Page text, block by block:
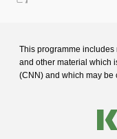
This programme includes
and other material which
(CNN) and which may be